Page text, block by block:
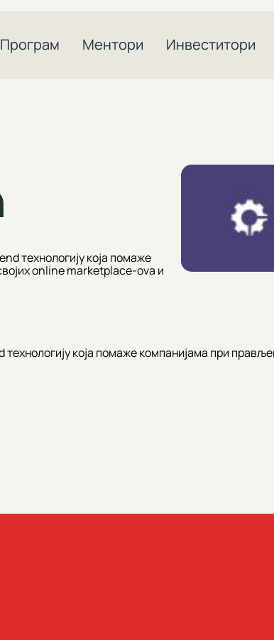
Програм Ментори Инвеститори
технологију која помаже
online marketplace-ova и
која помаже компанијама при